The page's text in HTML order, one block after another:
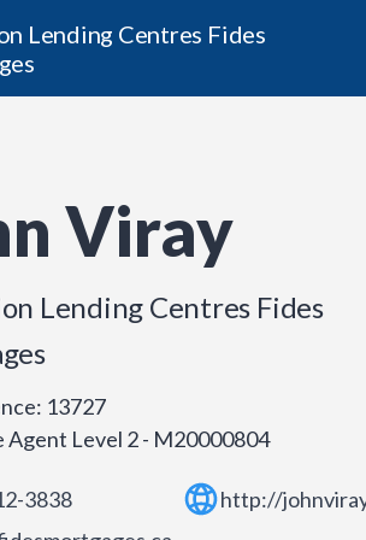
Lending Centres Fides
Viray
Lending Centres Fides
: 13727
Agent Level 2 - M20000804
3838
http://